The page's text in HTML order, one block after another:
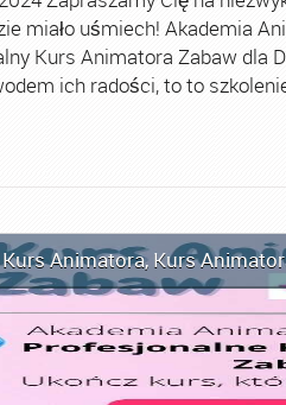
miało uśmiech! Akademia
Kurs Animatora Zabaw dla
ich radości, to to
Kurs Animatora, Kurs